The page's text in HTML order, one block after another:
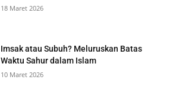
18 Maret 2026
Imsak atau Subuh? Meluruskan Batas
Waktu Sahur dalam Islam
10 Maret 2026